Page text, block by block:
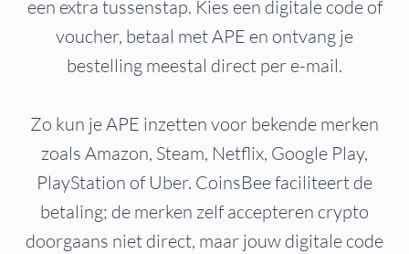
een extra tussenstap. Kies een digitale code of
voucher, betaal met APE en ontvang je
bestelling meestal direct per e-mail.
Zo kun je APE inzetten voor bekende merken
zoals Amazon, Steam, Netflix, Google Play,
PlayStation of Uber. CoinsBee faciliteert de
betaling; de merken zelf accepteren crypto
doorgaans niet direct, maar jouw digitale code